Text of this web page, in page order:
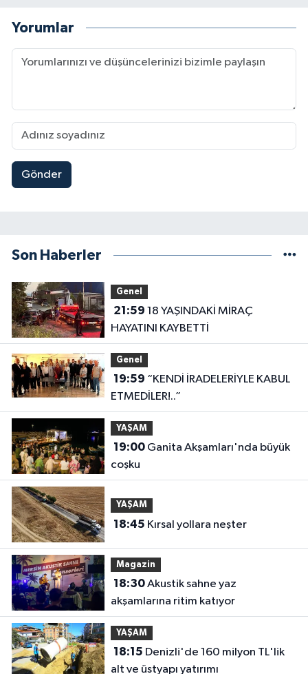
Yorumlar
Gönder
Son Haberler
Genel
21:59
HAYATINI KAYBETTİ
Genel
19:59
ETMEDİLER!..”
YAŞAM
19:00Ganita Akşamları'nda büyük
coşku
YAŞAM
18:45 Kırsal yollara neşter
Magazin
18:30Akustik sahne yaz
akşamlarına ritim katıyor
YAŞAM
18:15
alt ve üstyapı yatırımı